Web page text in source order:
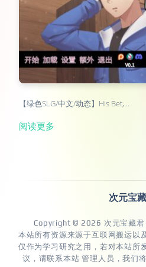
【绿色SLG/中文/动态】His Bet,…
阅读更多
次元宝
Copyright © 2026 次元宝藏君
本站所有资源来源于互联网搬运以
仅作为学习研究之用，若对本站所
议，请联系本站 管理人员，我们